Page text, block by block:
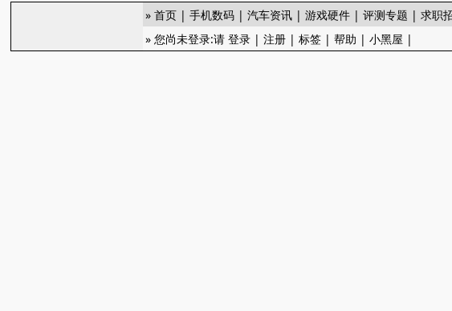
»首页 |手机数码 |汽车资讯 |游戏硬件 |评测专题 |求职
» 您尚未登录:请登录 |注册 |标签 |帮助 |小黑屋 |